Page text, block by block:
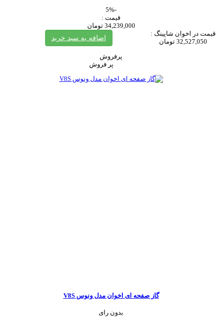
-5%
قیمت :
34,239,000 تومان
قیمت در اخوان شاپینگ :
32,527,050 تومان
اضافه به سبد خرید
پرفروش
پر فروش‌
گاز صفحه ای اخوان مدل ونوس V8S
بدون رای